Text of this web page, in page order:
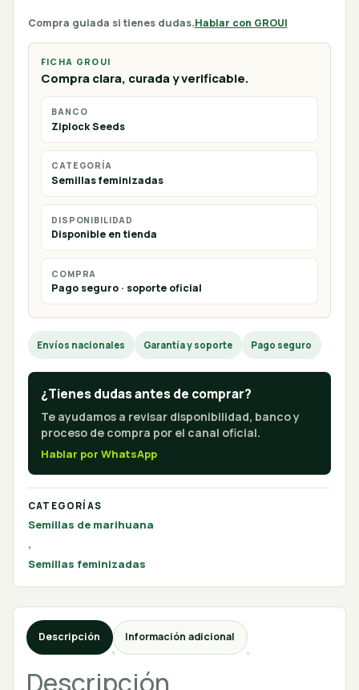
Compra guiada si tienes dudas.Hablar con GROUI
FICHA GROUI
Compra clara, curada y verificable.
BANCO
Ziplock Seeds
CATEGORÍA
Semillas feminizadas
DISPONIBILIDAD
Disponible en tienda
COMPRA
Pago seguro · soporte oficial
Envíos nacionales Garantía y soporte Pago seguro
¿Tienes dudas antes de comprar?
Te ayudamos a revisar disponibilidad, banco y
proceso de compra por el canal oficial.
Hablar por WhatsApp
CATEGORÍAS
Semillas de marihuana
,
Semillas feminizadas
Descripción Información adicional
Descripción